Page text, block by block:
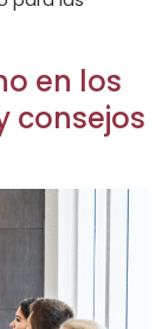
en los
consejos